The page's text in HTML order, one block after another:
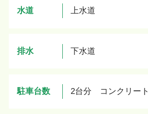
水道 上水道
排水 下水道
駐車台数 2台分 コンクリート